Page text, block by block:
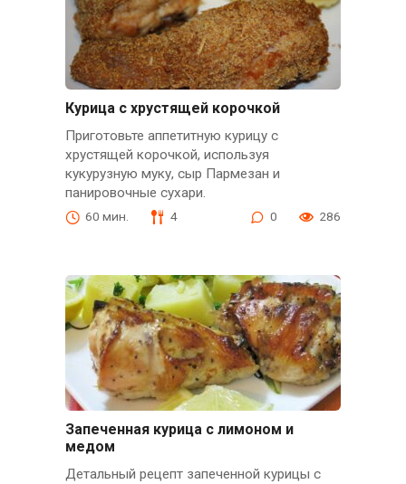
Курица с хрустящей корочкой
Приготовьте аппетитную курицу с
хрустящей корочкой, используя
кукурузную муку, сыр Пармезан и
панировочные сухари.
60 мин. 4 0 286
Запеченная курица с лимоном и
медом
Детальный рецепт запеченной курицы с